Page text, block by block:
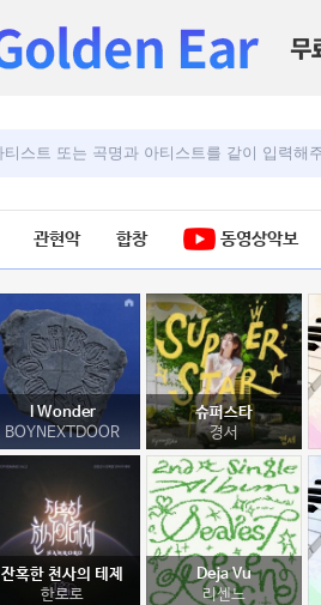
관현악 합창 동영상악보
I Wonder
BOYNEXTDOOR
슈퍼스타
경서
잔혹한 천사의 테제
한로로
Deja Vu
리센느